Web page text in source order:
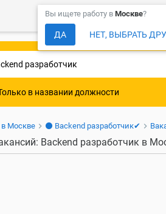
Более 150 000
Вы ищете работу в Москве?
ДА НЕТ, ВЫБРАТЬ
в названии должности
в Москве ⚫ Backend разработчик✔
Backend разработчик в